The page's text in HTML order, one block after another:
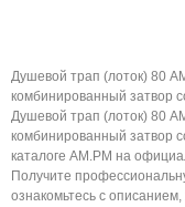
Душевой трап (лоток) 80
комбинированный затвор
Душевой трап (лоток) 80
комбинированный затвор
каталоге AM.PM на
Получите
ознакомьтесь с